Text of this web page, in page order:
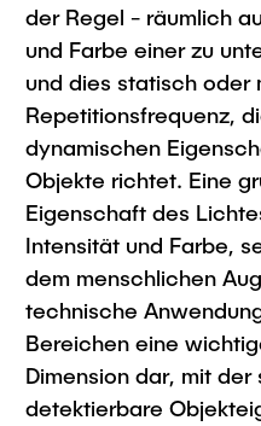
Lehre und Lernen
Best Practices Lehre
Hochschuldidaktik - ZLL
LearnING Center
Lehre im europäischen
WorkINGLab /
Interdisziplinärer
„Biobasierte
Forschung und Institute
Studienbereich FIT
Institute im
der Regel - räumlich
und Farbe einer zu
und dies statisch oder
Repetitionsfrequenz,
dynamischen
Objekte richtet. Eine
Eigenschaft des
Intensität und Farbe,
dem menschlichen
technische
Bereichen eine
Dimension dar, mit der
detektierbare